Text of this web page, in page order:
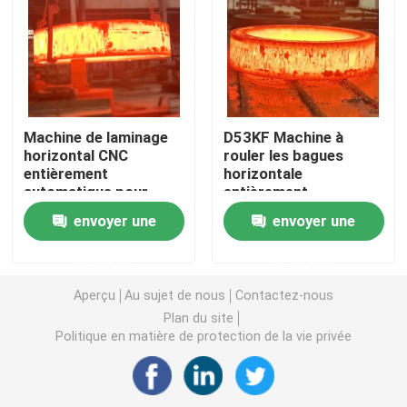
Demande de soumission
Machine à laminage à anneaux
Machine à laminer à l'anneau vertical
Machine à laminer à l'anneau horizontal
Presses à vis de forgeage
Machine de laminage
horizontal CNC
entièrement
automatique pour
bagues métalliques de
grande tailleenvoyer une
D53KF Machine à
rouler les bagues
horizontale
entièrement
automatique avec
protection contre les
surcharges
envoyer une
Aperçu Au sujet de nous
Contactez-nous
Plan du site
Politique en matière de protection de la vie privée